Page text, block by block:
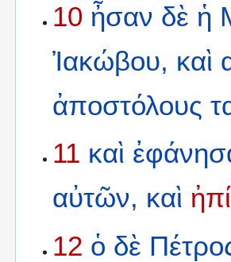
10 ἦσαν δὲ ἡ
Ἰακώβου, καὶ
ἀποστόλους
11 καὶ
αὐτῶν, καὶ
12 ὁ δὲ